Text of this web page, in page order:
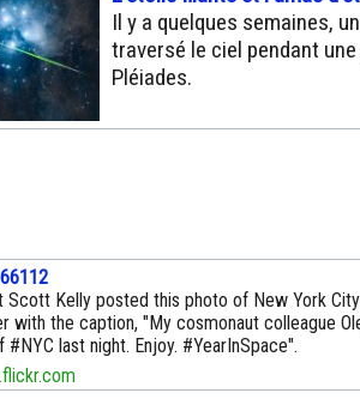
Il y a quelques semaines,
traversé le ciel pendant
Pléiades.
Scott Kelly posted this photo of New York
with the caption, "My cosmonaut colleague
last night. Enjoy. #YearInSpace".